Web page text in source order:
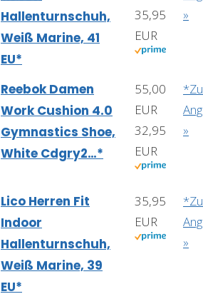
Hallenturnschuh,
Weiß Marine, 41
EU*
35,95
EUR
»
Reebok Damen
Work Cushion 4.0
Gymnastics Shoe,
White Cdgry2…*
55,00
EUR
32,95
EUR
»
Lico Herren Fit
Indoor
Hallenturnschuh,
Weiß Marine, 39
EU*
35,95
EUR
»